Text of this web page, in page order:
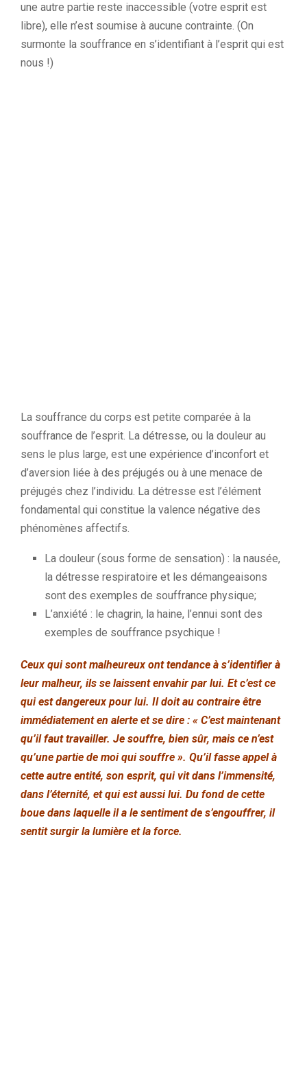
une autre partie reste inaccessible (votre esprit est
libre), elle n’est soumise à aucune contrainte. (On
surmonte la souffrance en s’identifiant à l’esprit qui est
nous !)
La souffrance du corps est petite comparée à la
souffrance de l’esprit. La détresse, ou la douleur au
sens le plus large, est une expérience d’inconfort et
d’aversion liée à des préjugés ou à une menace de
préjugés chez l’individu. La détresse est l’élément
fondamental qui constitue la valence négative des
phénomènes affectifs.
La douleur (sous forme de sensation) : la nausée,
la détresse respiratoire et les démangeaisons
sont des exemples de souffrance physique;
L’anxiété : le chagrin, la haine, l’ennui sont des
exemples de souffrance psychique !
Ceux qui sont malheureux ont tendance à s’identifier à
leur malheur, ils se laissent envahir par lui. Et c’est ce
qui est dangereux pour lui. Il doit au contraire être
immédiatement en alerte et se dire : « C’est maintenant
qu’il faut travailler. Je souffre, bien sûr, mais ce n’est
qu’une partie de moi qui souffre ». Qu’il fasse appel à
cette autre entité, son esprit, qui vit dans l’immensité,
dans l’éternité, et qui est aussi lui. Du fond de cette
boue dans laquelle il a le sentiment de s’engouffrer, il
sentit surgir la lumière et la force.